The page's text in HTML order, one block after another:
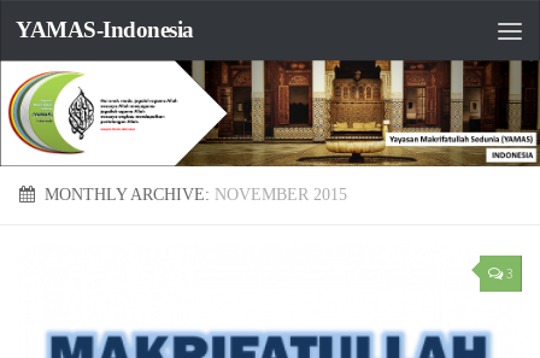
YAMAS-Indonesia
MONTHLY ARCHIVE: NOVEMBER 2015
3